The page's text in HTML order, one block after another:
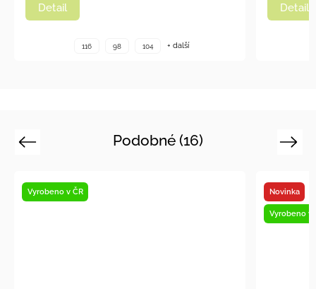
Detail
116 98 104 + další
Detail
Podobné (16)
Previous Next